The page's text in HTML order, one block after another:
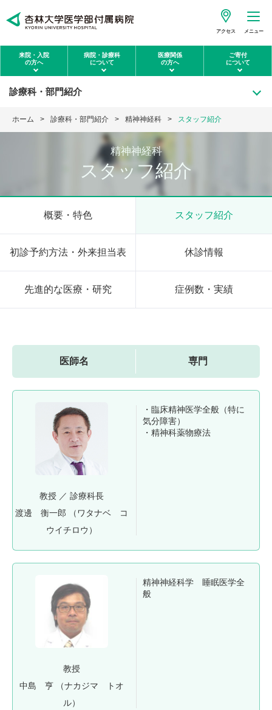
アクセス メニュー
来院・入院
の方へ
病院・診療科
について
医療関係
の方へ
ご寄付
について
診療科・部門紹介
ホーム 診療科・部門紹介 精神神経科 スタッフ紹介
精神神経科
スタッフ紹介
概要・特色 スタッフ紹介
初診予約方法・外来担当表 休診情報
先進的な医療・研究 症例数・実績
医師名 専門
教授／ 診療科長
渡邊 衡一郎
（ワタナベ コ
ウイチロウ）
・臨床精神医学全般（特に
気分障害）
・精神科薬物療法
教授
中島 亨
（ナカジマ トオ
ル）
精神神経科学 睡眠医学全
般